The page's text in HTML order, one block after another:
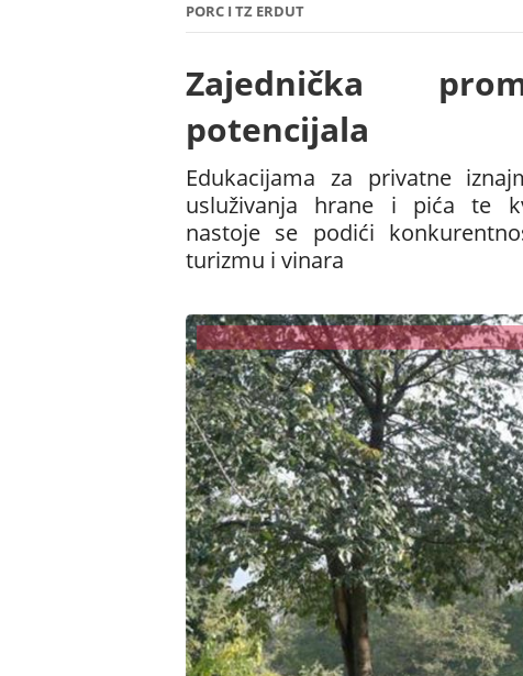
PORC I TZ ERDUT
Zajednička
potencijala
Edukacijama za privatne
usluživanja hrane i pića te
nastoje se podići
turizmu i vinara